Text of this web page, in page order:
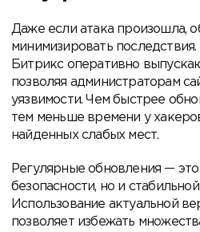
Даже если атака произошла,
минимизировать последствия.
Битрикс оперативно
позволяя администраторам
уязвимости. Чем быстрее
тем меньше времени у
найденных слабых мест.
Регулярные обновления — это
безопасности, но и
Использование актуальной
позволяет избежать